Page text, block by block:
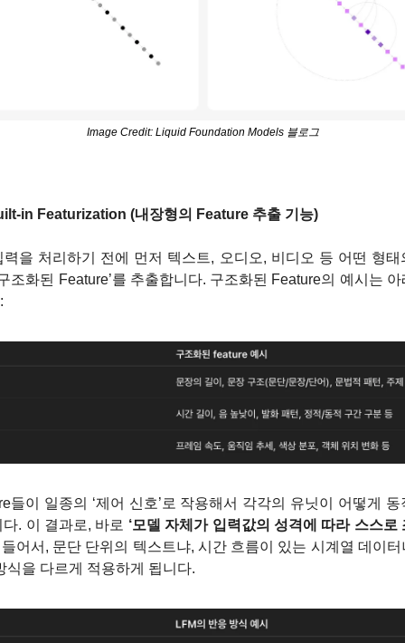
Image Credit: Liquid Foundation Models 블로그
in Featurization (내장형의 Feature 추출 기능)
력을 처리하기 전에 먼저 텍스트, 오디오, 비디오 등 어떤 형태
조화된 Feature’를 추출합니다. 구조화된 Feature의 예시는
들이 일종의 ‘제어 신호’로 작용해서 각각의 유닛이 어떻게
. 이 결과로, 바로 ‘모델 자체가 입력값의 성격에 따라 스스로
어서, 문단 단위의 텍스트냐, 시간 흐름이 있는 시계열 데이
식을 다르게 적용하게 됩니다.